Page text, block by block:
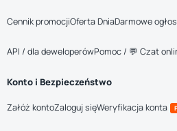
Cennik promocjiOferta DniaDarmowe
API / dla deweloperówPomoc / 💬 Czat
Konto i Bezpieczeństwo
Załóż kontoZaloguj sięWeryfikacja konta